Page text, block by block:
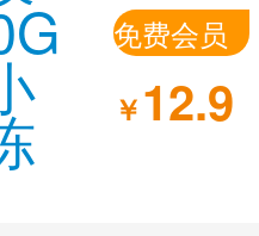
免费会员
￥12.9